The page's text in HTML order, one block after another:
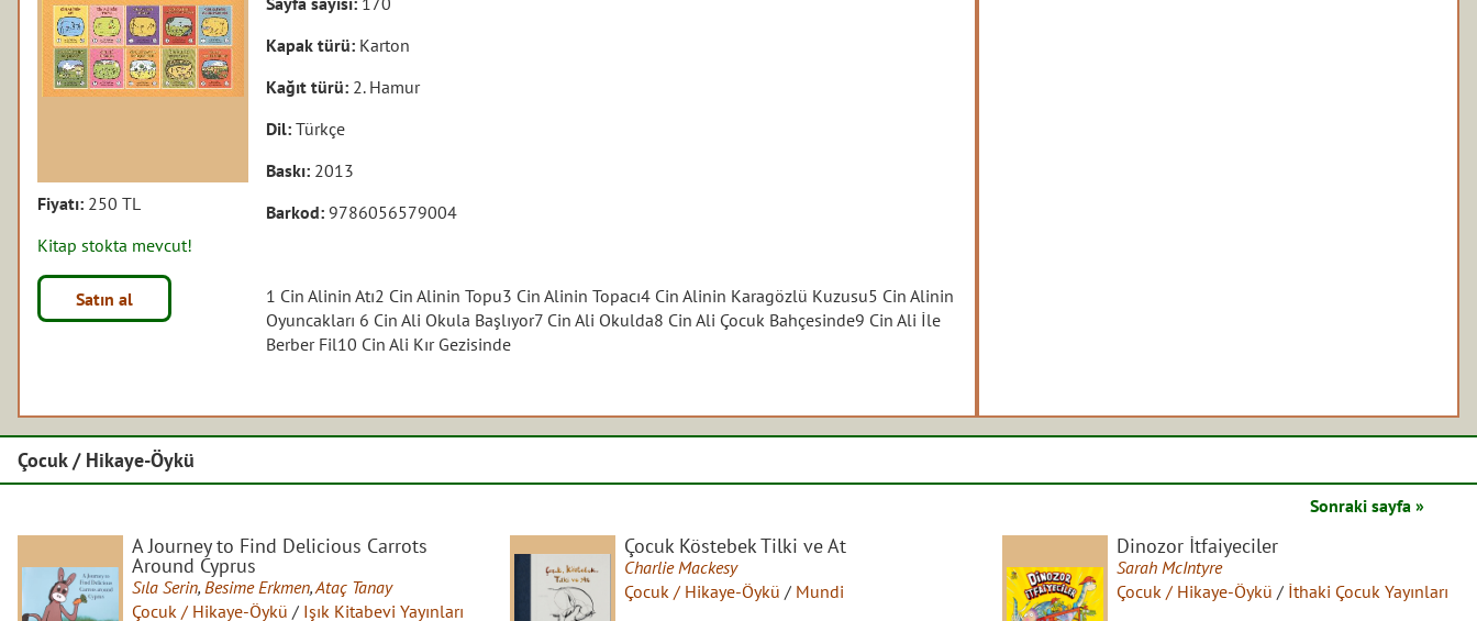
Fiyatı: 250 TL
Kitap stokta mevcut!
Satın al
Kapak türü: Karton
Kağıt türü: 2. Hamur
Dil:Türkçe
Baskı: 2013
Barkod:9786056579004
1 Cin Alinin Atı2 Cin Alinin Topu3 Cin Alinin Topacı4 Cin Alinin Karagözlü Kuzusu5 Cin Alinin
Oyuncakları 6 Cin Ali Okula Başlıyor7 Cin Ali Okulda8 Cin Ali Çocuk Bahçesinde9 Cin Ali İle
Berber Fil10 Cin Ali Kır Gezisinde
Çocuk / Hikaye-Öykü
Sonraki sayfa »
A Journey to Find Delicious Carrots
Around Cyprus
Sıla Serin, Besime Erkmen,Ataç Tanay
Çocuk / Hikaye-Öykü / Işık Kitabevi Yayınları
Çocuk Köstebek Tilki ve At
Charlie Mackesy
Çocuk / Hikaye-Öykü / Mundi
Dinozor İtfaiyeciler
Sarah McIntyre
Çocuk / Hikaye-Öykü / İthaki Çocuk Yayınları